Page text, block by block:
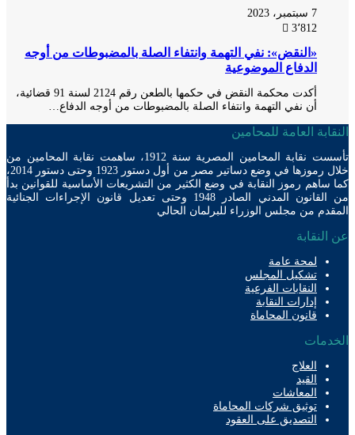
3٬812
«النقض»: نفي التهمة وانتفاء الصلة بالمضبوطات من أوجه
الدفاع الموضوعية
أكدت محكمة النقض في حكمها بالطعن رقم 2124 لسنة 91 قضائية،
أن نفي التهمة وانتفاء الصلة بالمضبوطات من أوجه الدفاع…
العامة للمحامين
تأسست نقابة المحامين المصرية سنة 1912، ساهمت نقابة المحامين من
خلال رموزها في وضع دساتير مصر من أول دستور 1923 وحتى دستور 2014،
رموز النقابة في وضع الكثير من التشريعات الأساسية للقوانين بدأ
من القانون المدني الصادر 1948 وحتى تعديل قانون الإجراءات الجنائية
من مجلس الوزراء للبرلمان الحالي
لمحة عامة
تشكيل المجلس
النقابات الفرعية
إدارات النقابة
قانون المحاماة
العلاج
القيد
المعاشات
توثيق شركات المحاماة
التصديق على العقود